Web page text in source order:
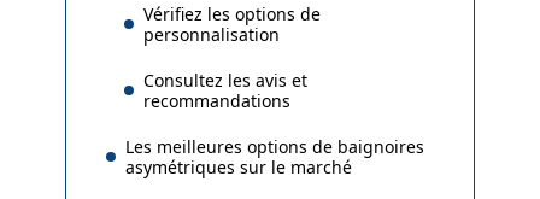
Vérifiez les options de
personnalisation
Consultez les avis et
recommandations
Les meilleures options de baignoires
asymétriques sur le marché